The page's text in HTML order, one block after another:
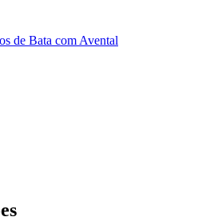
de Bata com Avental